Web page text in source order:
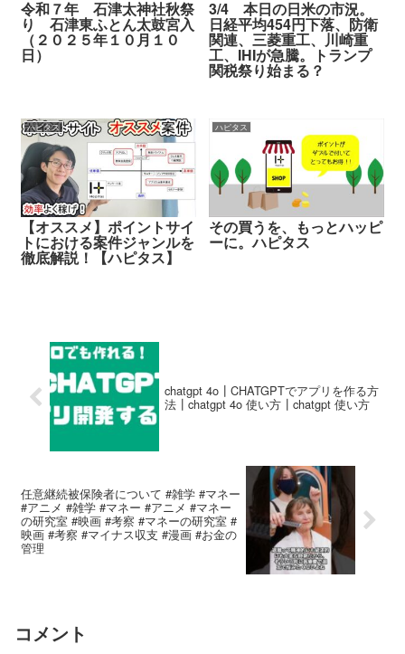
令和７年 石津太神社秋祭
り 石津東ふとん太鼓宮入
（２０２５年１０月１０
日）
3/4 本日の日米の市況。
日経平均454円下落、防衛
関連、三菱重工、川崎重
工、IHIが急騰。トランプ
関税祭り始まる？
ハピタス
【オススメ】ポイントサイ
トにおける案件ジャンルを
徹底解説！【ハピタス】
ハピタス
その買うを、もっとハッピ
ーに。ハピタス
chatgpt 4o┃CHATGPTでアプリを作る方
法┃chatgpt 4o 使い方┃chatgpt 使い方
任意継続被保険者について #雑学 #マネー
#アニメ #雑学 #マネー #アニメ #マネー
の研究室 #映画 #考察 #マネーの研究室 #
映画 #考察 #マイナス収支 #漫画 #お金の
管理
コメント